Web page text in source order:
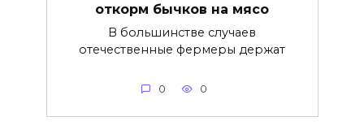
откорм бычков на мясо
В большинстве случаев
отечественные фермеры держат
0 0